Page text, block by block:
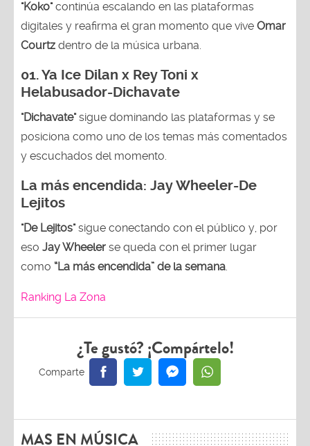
"Koko"continúa escalando en las plataformas
digitales y reafirma el gran momento que vive Omar
Courtz dentro de la música urbana.
01.Ya Ice Dilan x Rey Toni x
Helabusador-Dichavate
"Dichavate"sigue dominando las plataformas y se
posiciona como uno de los temas más comentados
y escuchados del momento.
La más encendida: Jay Wheeler-De
Lejitos
"De Lejitos"sigue conectando con el público y, por
eso Jay Wheeler se queda con el primer lugar
como “La más encendida” de la semana.
Ranking La Zona
¿Te gustó? ¡Compártelo!
MAS EN MÚSICA